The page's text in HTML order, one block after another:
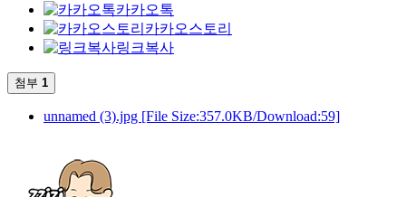
카카오톡
카카오스토리
링크복사
첨부 1
unnamed (3).jpg [File Size:357.0KB/Download:59]